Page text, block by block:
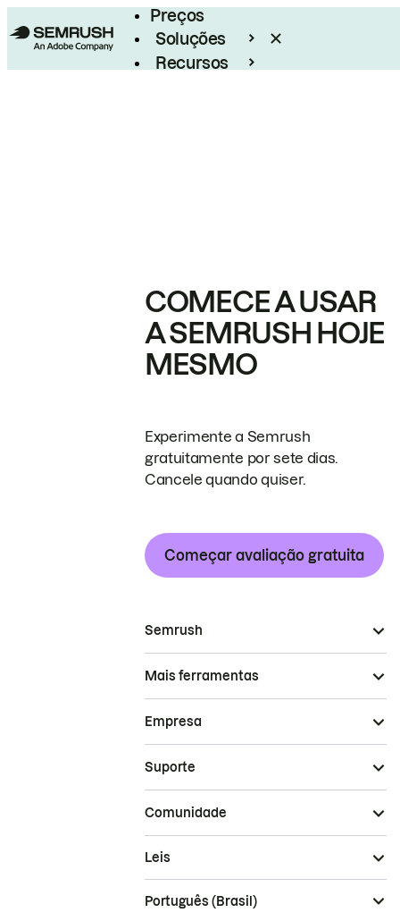
Preços
Soluções
Recursos
COMECE A USAR
A SEMRUSH HOJE
MESMO
Experimente a Semrush
gratuitamente por sete dias.
Cancele quando quiser.
Começar avaliação gratuita
Semrush
Mais ferramentas
Empresa
Suporte
Comunidade
Leis
Português (Brasil)